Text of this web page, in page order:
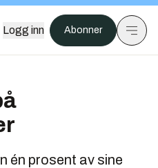
Logg inn Abonner
én prosent av sine